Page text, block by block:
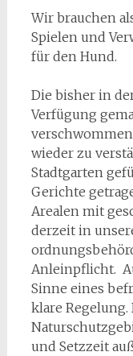
Wir brauchen
Spielen und
für den Hund.
Die bisher in
Verfügung
wieder zu
Stadtgarten
Gerichte
Arealen mit
derzeit in
Anleinpflicht.
Sinne eines
klare
und Setzzeit